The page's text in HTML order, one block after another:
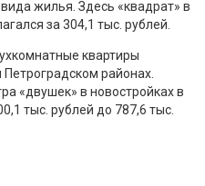
жилья. Здесь «квадрат» в
за 304,1 тыс. рублей.
квартиры
районах.
«двушек» в новостройках в
тыс. рублей до 787,6 тыс.